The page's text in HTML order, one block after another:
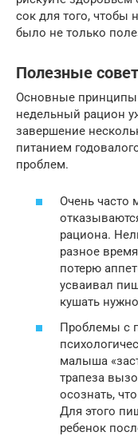
сок для того, чтобы
было не только
Полезные
Основные принципы
недельный рацион
завершение
питанием
проблем.
Очень часто
рациона.
разное
потерю
усваивал
кушать
Проблемы с
малыша
трапеза
осознать,
Для этого
ребенок